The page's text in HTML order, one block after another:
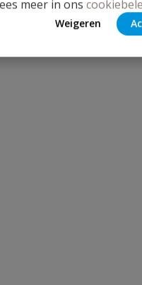
meer in ons
Weigeren